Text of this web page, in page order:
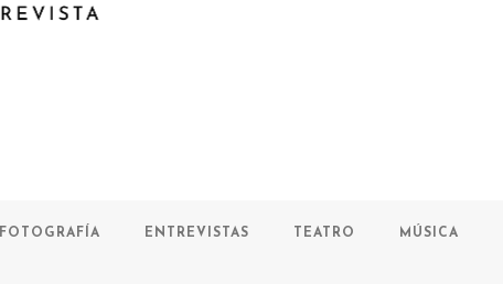
FOTOGRAFÍA ENTREVISTAS TEATRO MÚSICA